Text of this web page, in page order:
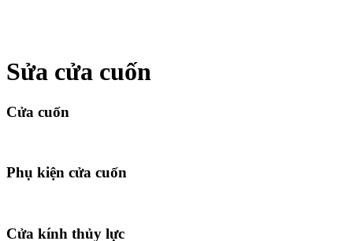
Sửa cửa cuốn
Cửa cuốn
Phụ kiện cửa cuốn
Cửa kính thủy lực